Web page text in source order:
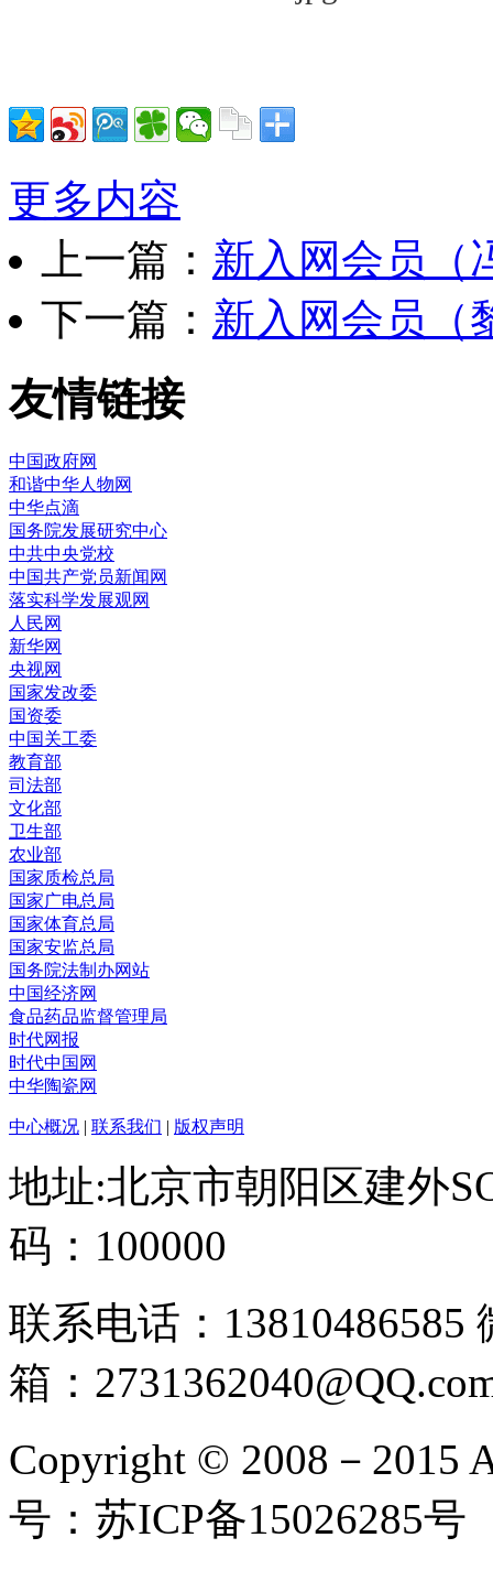
更多内容
上一篇： 新入网会员（
下一篇： 新入网会员（
友情链接
中国政府网
和谐中华人物网
中华点滴
国务院发展研究中心
中共中央党校
中国共产党员新闻网
落实科学发展观网
人民网
新华网
央视网
国家发改委
国资委
中国关工委
教育部
司法部
文化部
卫生部
农业部
国家质检总局
国家广电总局
国家体育总局
国家安监总局
国务院法制办网站
中国经济网
食品药品监督管理局
时代网报
时代中国网
中华陶瓷网
中心概况 | 联系我们 | 版权声明
地址:北京市朝阳区建外
码：100000
联系电话：13810486585
箱：
Copyright © 2008－2015
号：苏ICP备15026285号